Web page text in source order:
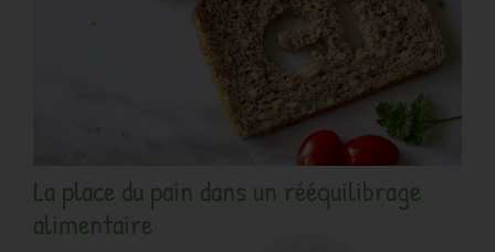
La place du pain dans un rééquilibrage
alimentaire